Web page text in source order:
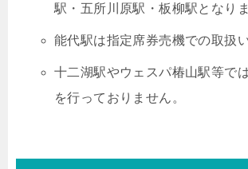
駅・五所川原駅・板柳駅となりま
能代駅は指定席券売機での取扱
十二湖駅やウェスパ椿山駅等で
を行っておりません。